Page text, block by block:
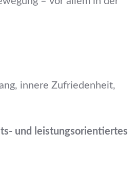
innere Zufriedenheit,
und leistungsorientiertes